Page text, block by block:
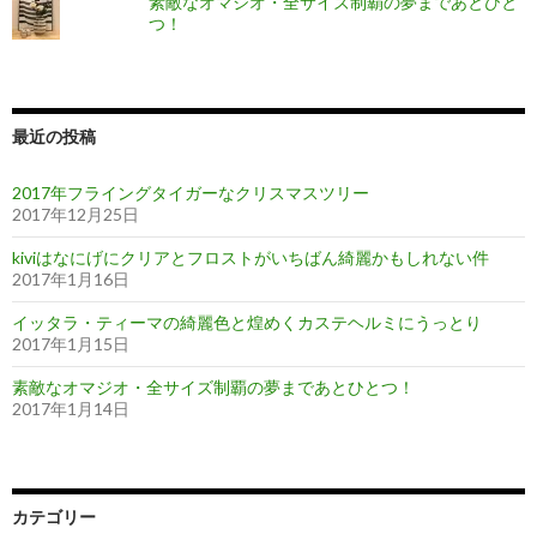
つ！
最近の投稿
2017年フライングタイガーなクリスマスツリー
2017年12月25日
kiviはなにげにクリアとフロストがいちばん綺麗かもしれない件
2017年1月16日
イッタラ・ティーマの綺麗色と煌めくカステヘルミにうっとり
2017年1月15日
素敵なオマジオ・全サイズ制覇の夢まであとひとつ！
2017年1月14日
カテゴリー